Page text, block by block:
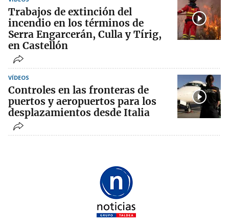
Trabajos de extinción del
incendio en los términos de
Serra Engarcerán, Culla y Tírig,
en Castellón
VÍDEOS
Controles en las fronteras de
puertos y aeropuertos para los
desplazamientos desde Italia